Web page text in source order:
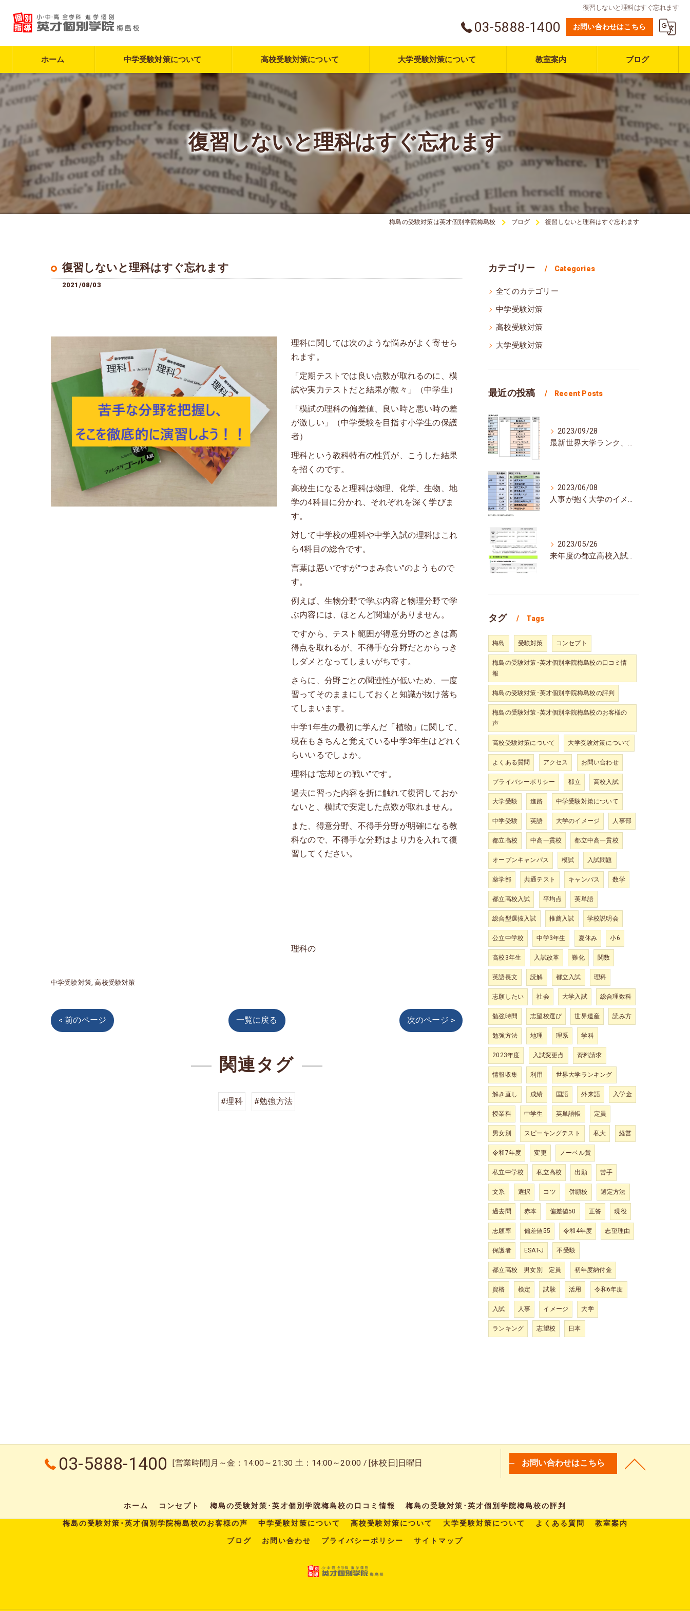
復習しないと理科はすぐ忘れます
03-5888-1400 お問い合わせはこちら
ホーム 中学受験対策について 高校受験対策について 大学受験対策について 教室案内 ブログ
復習しないと理科はすぐ忘れます
梅島の受験対策は英才個別学院梅島校 ブログ 復習しないと理科はすぐ忘れます
復習しないと理科はすぐ忘れます
2021/08/03
理科に関しては次のような悩みがよく寄せら
れます。
「定期テストでは良い点数が取れるのに、模
試や実力テストだと結果が散々」（中学生）
「模試の理科の偏差値、良い時と悪い時の差
が激しい」（中学受験を目指す小学生の保護
者）
理科という教科特有の性質が、こうした結果
を招くのです。
高校生になると理科は物理、化学、生物、地
学の4科目に分かれ、それぞれを深く学びま
す。
対して中学校の理科や中学入試の理科はこれ
ら4科目の総合です。
言葉は悪いですが“つまみ食い”のようもので
す。
例えば、生物分野で学ぶ内容と物理分野で学
ぶ内容には、ほとんど関連がありません。
ですから、テスト範囲が得意分野のときは高
得点を取れるが、不得手な分野だとからっき
しダメとなってしまいがちです。
さらに、分野ごとの関連性が低いため、一度
習ってそのままにしておくと知識が抜け落ち
てしまいます。
中学1年生の最初に学んだ「植物」に関して、
現在もきちんと覚えている中学3年生はどれく
らいいるでしょか。
理科は“忘却との戦い”です。
過去に習った内容を折に触れて復習しておか
ないと、模試で安定した点数が取れません。
また、得意分野、不得手分野が明確になる教
科なので、不得手な分野はより力を入れて復
習してください。
理科の
中学受験対策 高校受験対策
< 前のページ 一覧に戻る 次のページ >
関連タグ
#理科 #勉強方法
カテゴリー Categories
全てのカテゴリー
中学受験対策
高校受験対策
大学受験対策
最近の投稿 Recent Posts
2023/09/28
最新世界大学ランク、日本の大学の順位は？
2023/06/08
人事が抱く大学のイメージランキング
2023/05/26
来年度の都立高校入試、日程は例年通り
タグ Tags
梅島 受験対策 コンセプト
梅島の受験対策･英才個別学院梅島校の口コミ情
報
梅島の受験対策･英才個別学院梅島校の評判
梅島の受験対策･英才個別学院梅島校のお客様の
声
高校受験対策について 大学受験対策について
よくある質問 アクセス お問い合わせ
プライバシーポリシー 都立 高校入試
大学受験 進路 中学受験対策について
中学受験 英語 大学のイメージ 人事部
都立高校 中高一貫校 都立中高一貫校
オープンキャンパス 模試 入試問題
薬学部 共通テスト キャンパス 数学
都立高校入試 平均点 英単語
総合型選抜入試 推薦入試 学校説明会
公立中学校 中学3年生 夏休み 小6
高校3年生 入試改革 難化 関数
英語長文 読解 都立入試 理科
志願したい 社会 大学入試 総合理数科
勉強時間 志望校選び 世界遺産 読み方
勉強方法 地理 理系 学科
2023年度 入試変更点 資料請求
情報収集 利用 世界大学ランキング
解き直し 成績 国語 外来語 入学金
授業料 中学生 英単語帳 定員
男女別 スピーキングテスト 私大 経営
令和7年度 変更 ノーベル賞
私立中学校 私立高校 出願 苦手
文系 選択 コツ 併願校 選定方法
過去問 赤本 偏差値50 正答 現役
志願率 偏差値55 令和4年度 志望理由
保護者 ESAT-J 不受験
都立高校 男女別 定員 初年度納付金
資格 検定 試験 活用 令和6年度
入試 人事 イメージ 大学
ランキング 志望校 日本
03-5888-1400 [営業時間]月～金：14:00～21:30 土：14:00～20:00 / [休校日]日曜日 お問い合わせはこちら
ホーム コンセプト 梅島の受験対策･英才個別学院梅島校の口コミ情報 梅島の受験対策･英才個別学院梅島校の評判
梅島の受験対策･英才個別学院梅島校のお客様の声 中学受験対策について 高校受験対策について 大学受験対策について よくある質問 教室案内
ブログ お問い合わせ プライバシーポリシー サイトマップ